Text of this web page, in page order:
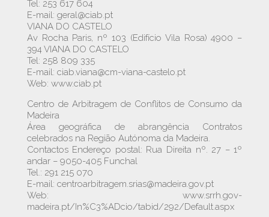
Tel: 253 617 604
E-mail: geral@ciab.pt
VIANA DO CASTELO
Av Rocha Paris, nº 103 (Edifício Vila Rosa) 4900 –
394 VIANA DO CASTELO
Tel: 258 809 335
E-mail: ciab.viana@cm-viana-castelo.pt
Web: www.ciab.pt
Centro de Arbitragem de Conflitos de Consumo da
Madeira
Área geográfica de abrangência Contratos
celebrados na Região Autónoma da Madeira.
Contactos Endereço postal: Rua Direita nº. 27 – 1º
andar – 9050-405 Funchal
Tel.: 291 215 070
E-mail: centroarbitragem.srias@madeira.gov.pt
Web: www.srrh.gov-
madeira.pt/In%C3%ADcio/tabid/292/Default.aspx